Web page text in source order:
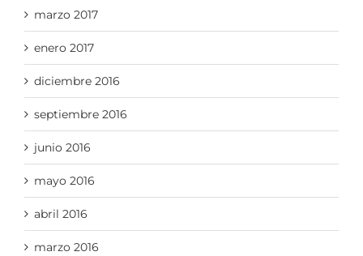
marzo 2017
enero 2017
diciembre 2016
septiembre 2016
junio 2016
mayo 2016
abril 2016
marzo 2016